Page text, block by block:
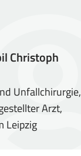
Christoph
Unfallchirurgie,
Arzt,
Leipzig